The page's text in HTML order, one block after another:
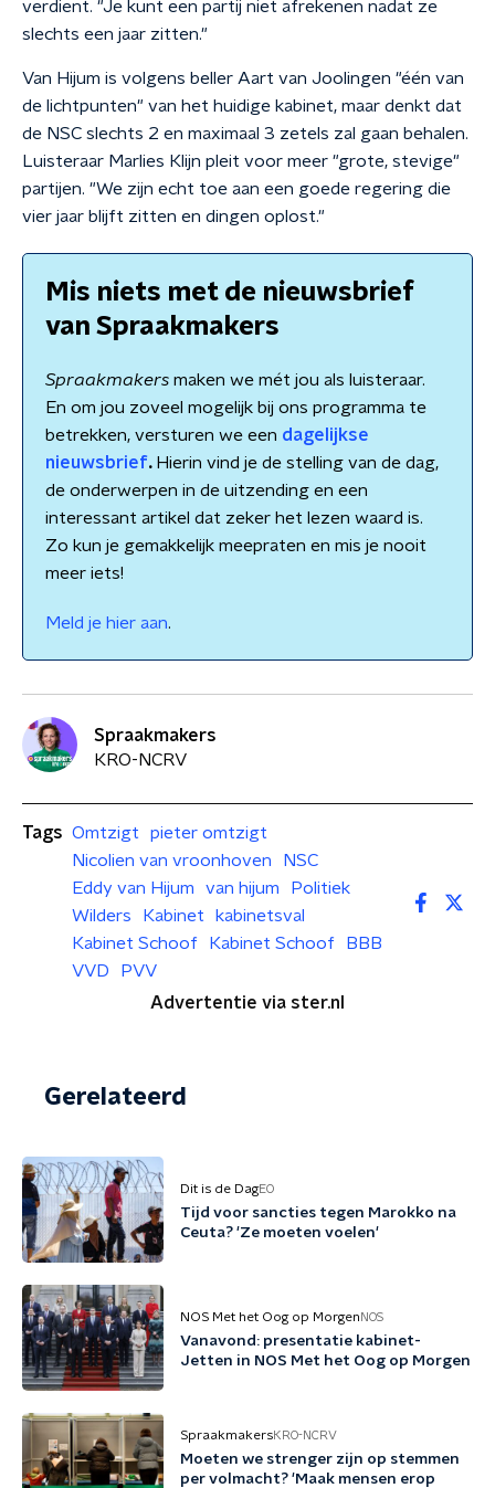
verdient. "Je kunt een partij niet afrekenen nadat ze
slechts een jaar zitten."
Van Hijum is volgens beller Aart van Joolingen "één van
de lichtpunten" van het huidige kabinet, maar denkt dat
de NSC slechts 2 en maximaal 3 zetels zal gaan behalen.
Luisteraar Marlies Klijn pleit voor meer "grote, stevige"
partijen. "We zijn echt toe aan een goede regering die
vier jaar blijft zitten en dingen oplost."
Mis niets met de nieuwsbrief
van Spraakmakers
Spraakmakers maken we mét jou als luisteraar.
En om jou zoveel mogelijk bij ons programma te
betrekken, versturen we een dagelijkse
nieuwsbrief.Hierin vind je de stelling van de dag,
de onderwerpen in de uitzending en een
interessant artikel dat zeker het lezen waard is.
Zo kun je gemakkelijk meepraten en mis je nooit
meer iets!
Meld je hier aan.
Spraakmakers
KRO-NCRV
Tags Omtzigt
pieter omtzigt
Nicolien van vroonhoven
NSC
Eddy van Hijum
van hijum
Politiek
Wilders
Kabinet
kabinetsval
Kabinet Schoof
Kabinet Schoof
BBB
VVD
PVV
Advertentie via ster.nl
Gerelateerd
Dit is de DagEO
Tijd voor sancties tegen Marokko na
Ceuta? 'Ze moeten voelen'
NOS Met het Oog op Morgen NOS
Vanavond: presentatie kabinet-
Jetten in NOS Met het Oog op Morgen
SpraakmakersKRO-NCRV
Moeten we strenger zijn op stemmen
per volmacht? 'Maak mensen erop